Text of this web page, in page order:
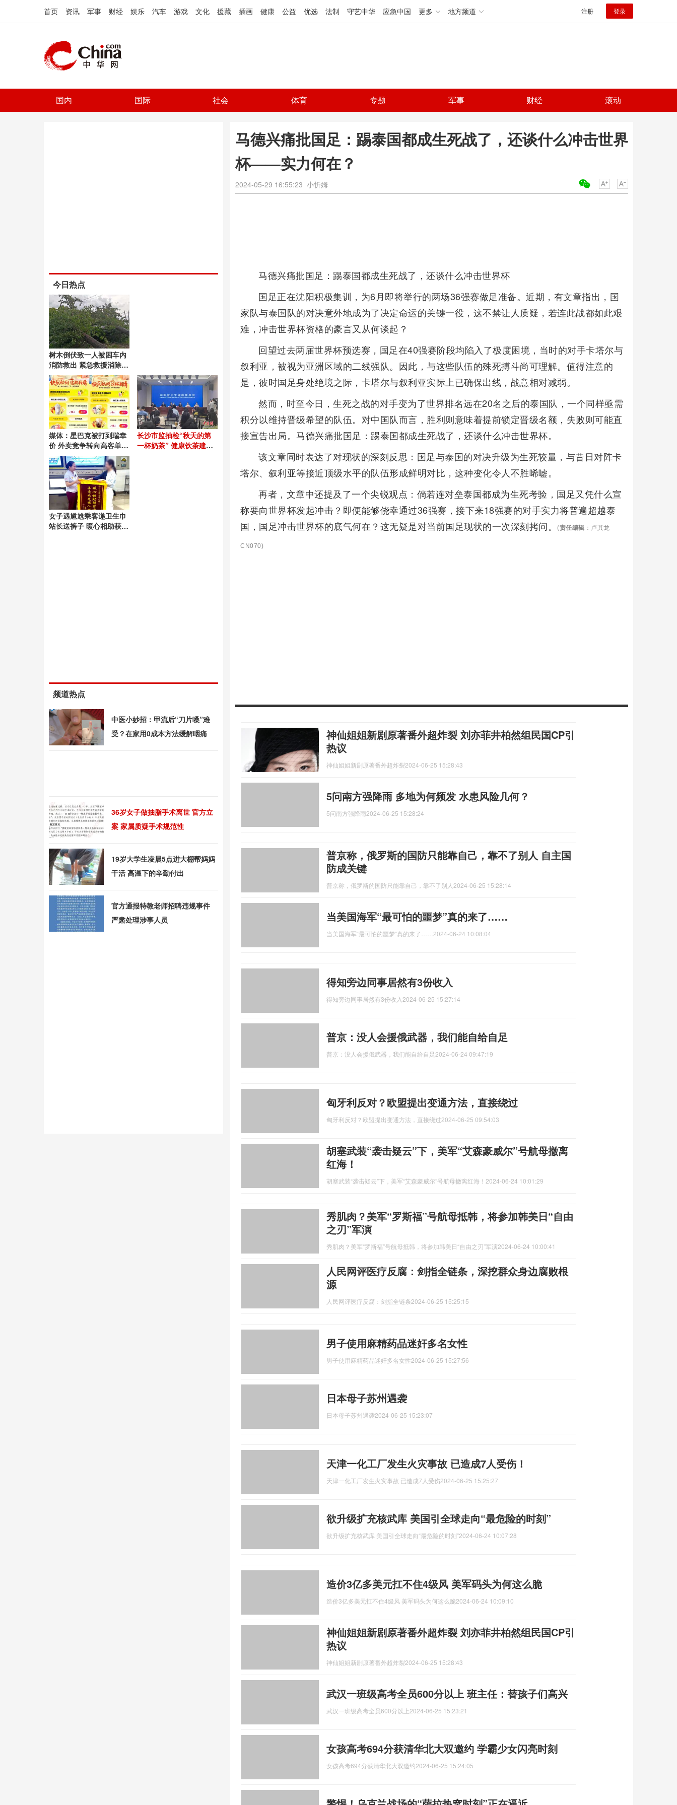
首页 资讯 军事 财经 娱乐 汽车 游戏 文化 援藏 插画 健康 公益 优选 法制 守艺中华 应急中国 更多 地方频道 注册 登录
国内 国际 社会 体育 专题 军事 财经 滚动
马德兴痛批国足：踢泰国都成生死战了，还谈什么冲击世界
杯——实力何在？
2024-05-29 16:55:23 小忻姆
马德兴痛批国足：踢泰国都成生死战了，还谈什么冲击世界杯
国足正在沈阳积极集训，为6月即将举行的两场36强赛做足准备。近期，有文章指出，国
家队与泰国队的对决意外地成为了决定命运的关键一役，这不禁让人质疑，若连此战都如此艰
难，冲击世界杯资格的豪言又从何谈起？
回望过去两届世界杯预选赛，国足在40强赛阶段均陷入了极度困境，当时的对手卡塔尔与
叙利亚，被视为亚洲区域的二线强队。因此，与这些队伍的殊死搏斗尚可理解。值得注意的
是，彼时国足身处绝境之际，卡塔尔与叙利亚实际上已确保出线，战意相对减弱。
然而，时至今日，生死之战的对手变为了世界排名远在20名之后的泰国队，一个同样亟需
积分以维持晋级希望的队伍。对中国队而言，胜利则意味着提前锁定晋级名额，失败则可能直
接宣告出局。马德兴痛批国足：踢泰国都成生死战了，还谈什么冲击世界杯。
该文章同时表达了对现状的深刻反思：国足与泰国的对决升级为生死较量，与昔日对阵卡
塔尔、叙利亚等接近顶级水平的队伍形成鲜明对比，这种变化令人不胜唏嘘。
再者，文章中还提及了一个尖锐观点：倘若连对垒泰国都成为生死考验，国足又凭什么宣
称要向世界杯发起冲击？即便能够侥幸通过36强赛，接下来18强赛的对手实力将普遍超越泰
国，国足冲击世界杯的底气何在？这无疑是对当前国足现状的一次深刻拷问。
(责任编辑 ：卢其龙
CN070)
神仙姐姐新剧原著番外超炸裂 刘亦菲井柏然组民国CP引
热议
神仙姐姐新剧原著番外超炸裂2024-06-25 15:28:43
5问南方强降雨 多地为何频发 水患风险几何？
5问南方强降雨2024-06-25 15:28:24
普京称，俄罗斯的国防只能靠自己，靠不了别人 自主国
防成关键
普京称，俄罗斯的国防只能靠自己，靠不了别人 2024-06-25 15:28:14
当美国海军“最可怕的噩梦”真的来了……
当美国海军“最可怕的噩梦”真的来了…… 2024-06-24 10:08:04
得知旁边同事居然有3份收入
得知旁边同事居然有3份收入 2024-06-25 15:27:14
普京：没人会援俄武器，我们能自给自足
普京：没人会援俄武器，我们能自给自足2024-06-24 09:47:19
匈牙利反对？欧盟提出变通方法，直接绕过
匈牙利反对？欧盟提出变通方法，直接绕过2024-06-25 09:54:03
胡塞武装“袭击疑云”下，美军“艾森豪威尔”号航母撤离
红海！
胡塞武装“袭击疑云”下，美军“艾森豪威尔”号航母撤离红海！ 2024-06-24 10:01:29
秀肌肉？美军“罗斯福”号航母抵韩，将参加韩美日“自由
之刃”军演
秀肌肉？美军“罗斯福”号航母抵韩，将参加韩美日“自由之刃”军演2024-06-24 10:00:41
人民网评医疗反腐：剑指全链条，深挖群众身边腐败根
源
人民网评医疗反腐：剑指全链条2024-06-25 15:25:15
男子使用麻精药品迷奸多名女性
男子使用麻精药品迷奸多名女性2024-06-25 15:27:56
日本母子苏州遇袭
日本母子苏州遇袭2024-06-25 15:23:07
天津一化工厂发生火灾事故 已造成7人受伤！
天津一化工厂发生火灾事故 已造成7人受伤2024-06-25 15:25:27
欲升级扩充核武库 美国引全球走向“最危险的时刻”
欲升级扩充核武库 美国引全球走向“最危险的时刻”2024-06-24 10:07:28
造价3亿多美元扛不住4级风 美军码头为何这么脆
造价3亿多美元扛不住4级风 美军码头为何这么脆2024-06-24 10:09:10
神仙姐姐新剧原著番外超炸裂 刘亦菲井柏然组民国CP引
热议
神仙姐姐新剧原著番外超炸裂2024-06-25 15:28:43
武汉一班级高考全员600分以上 班主任：替孩子们高兴
武汉一班级高考全员600分以上2024-06-25 15:23:21
女孩高考694分获清华北大双邀约 学霸少女闪亮时刻
女孩高考694分获清华北大双邀约2024-06-25 15:24:05
今日热点
树木倒伏致一人被困车内
消防救出 紧急救援消除触
电隐患
媒体：星巴克被打到瑞幸
价 外卖竞争转向高客单市
场
长沙市监抽检“秋天的第
一杯奶茶” 健康饮茶建议
女子遇尴尬乘客递卫生巾
站长送裤子 暖心相助获锦
频道热点
中医小妙招：甲流后“刀片嗓”难
受？在家用0成本方法缓解咽痛
36岁女子做抽脂手术离世 官方立
案 家属质疑手术规范性
19岁大学生凌晨5点进大棚帮妈妈
干活 高温下的辛勤付出
官方通报特教老师招聘违规事件
严肃处理涉事人员